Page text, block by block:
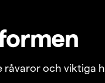
och viktiga